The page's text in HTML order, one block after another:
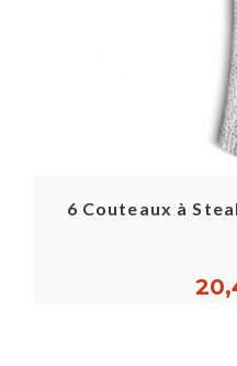
6 Couteaux à